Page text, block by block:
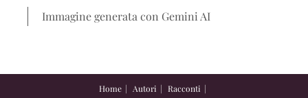
Immagine generata con Gemini AI
Home Autori
Racconti